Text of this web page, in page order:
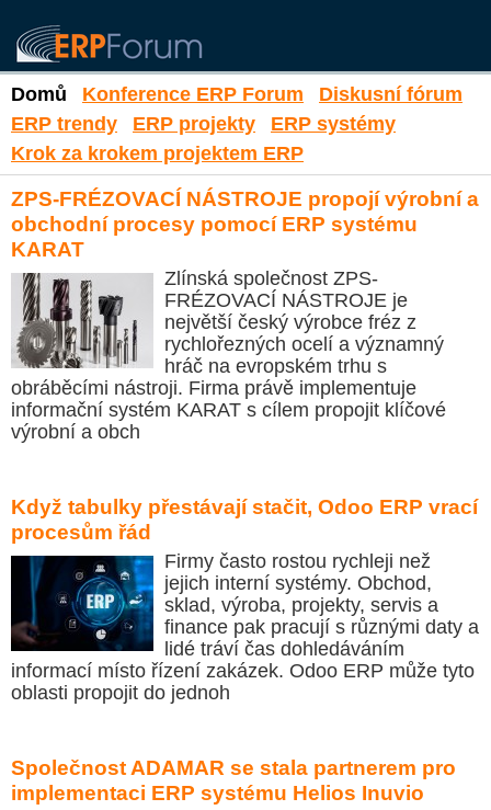
Domů Konference ERP Forum
Diskusní fórum
ERP trendy
ERP projekty
ERP systémy
Krok za krokem projektem ERP
ZPS-FRÉZOVACÍ NÁSTROJE propojí výrobní a
obchodní procesy pomocí ERP systému
KARAT
Zlínská společnost ZPS-
FRÉZOVACÍ NÁSTROJE je
největší český výrobce fréz z
rychlořezných ocelí a významný
hráč na evropském trhu s
obráběcími nástroji. Firma právě implementuje
informační systém KARAT s cílem propojit klíčové
výrobní a obch
Když tabulky přestávají stačit, Odoo ERP vrací
procesům řád
Firmy často rostou rychleji než
jejich interní systémy. Obchod,
sklad, výroba, projekty, servis a
finance pak pracují s různými daty a
lidé tráví čas dohledáváním
informací místo řízení zakázek. Odoo ERP může tyto
oblasti propojit do jednoh
Společnost ADAMAR se stala partnerem pro
implementaci ERP systému Helios Inuvio